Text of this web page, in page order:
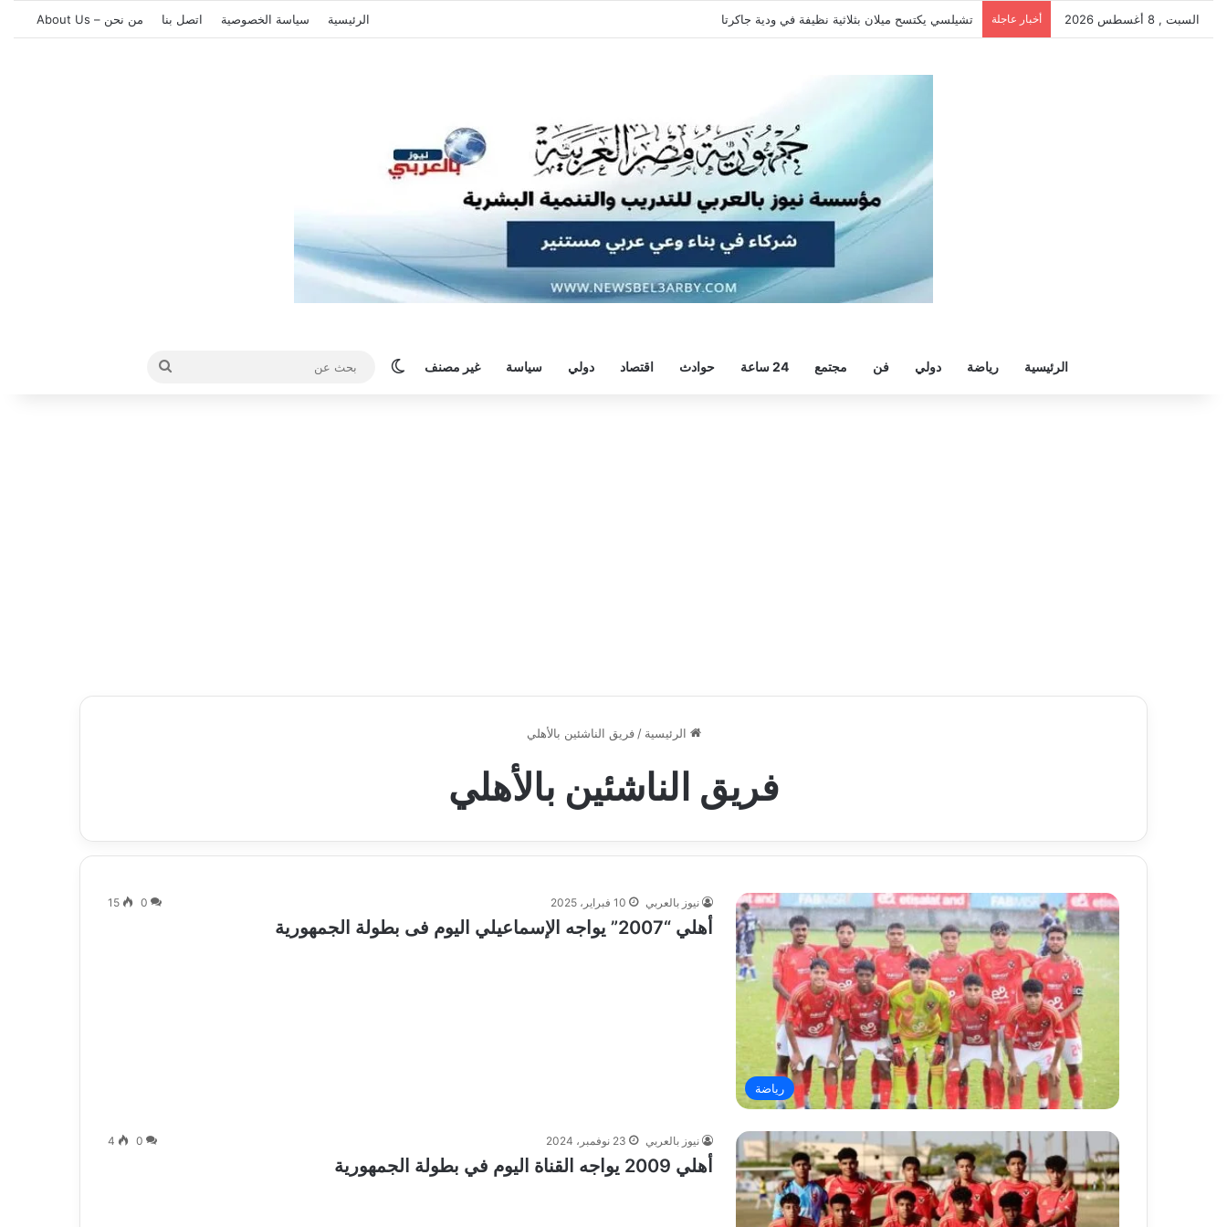
السبت , 8 أغسطس 2026 أخبار عاجلة تشيلسي يكتسح ميلان بثلاثية نظيفة في ودية جاكرتا الرئيسية سياسة الخصوصية اتصل بنا من نحن – About Us
الرئيسية رياضة دولي فن مجتمع 24 ساعة حوادث اقتصاد دولي سياسة غير مصنف الوضع المظلم
بحث
الرئيسية / فريق الناشئين بالأهلي
فريق الناشئين بالأهلي
رياضة
نيوز بالعربي 10 فبراير، 2025 0
15
أهلي “2007” يواجه الإسماعيلي اليوم فى بطولة الجمهورية
نيوز بالعربي 23 نوفمبر، 2024 0
4
أهلي 2009 يواجه القناة اليوم في بطولة الجمهورية